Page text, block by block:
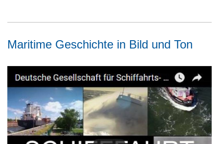
Maritime Geschichte in Bild und Ton